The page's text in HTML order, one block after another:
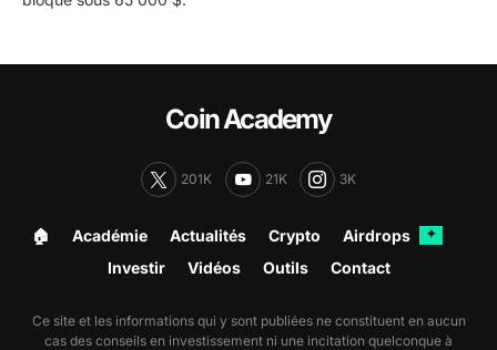
Coin Academy
201K 21K 3K
🏠︎ Académie Actualités Crypto Airdrops ✦
Investir Vidéos Outils Contact
Ce site et les informations qui y sont publiées ne constituent en aucun
cas des conseils en investissement ni une incitation quelconque à